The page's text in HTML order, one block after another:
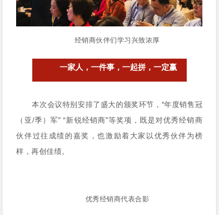
经销商伙伴们学习兴致浓厚
一家人，一件事，一起拼，一定赢
本次会议特别安排了盛大的颁奖环节，“年度销售冠
（亚/季）军” “新锐经销商”等奖项，既是对优秀经销商
伙伴过往成绩的嘉奖，也激励着大家以优秀伙伴为榜
样，再创佳绩。
优秀经销商代表合影